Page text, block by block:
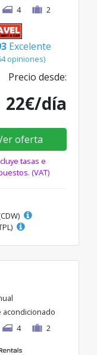
4 2
Excelente
opiniones)
Precio desde:
22€/día
oferta
tasas e
(VAT)
acondicionado
4 2